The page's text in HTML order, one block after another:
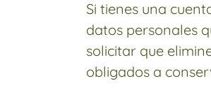
Si tienes una
datos personales
solicitar que
obligados a